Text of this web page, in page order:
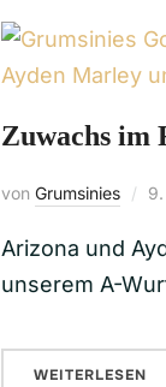
Zuwachs im
von Grumsinies
Arizona und
unserem A-
WEITERLESEN